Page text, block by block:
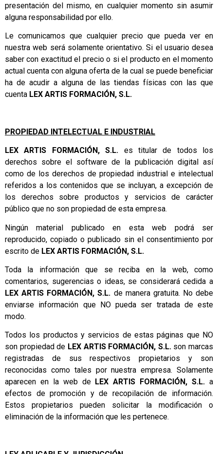
presentación del mismo, en cualquier momento sin asumir
alguna responsabilidad por ello.
Le comunicamos que cualquier precio que pueda ver en
nuestra web será solamente orientativo. Si el usuario desea
saber con exactitud el precio o si el producto en el momento
actual cuenta con alguna oferta de la cual se puede beneficiar
ha de acudir a alguna de las tiendas físicas con las que
cuenta LEX ARTIS FORMACIÓN, S.L.
PROPIEDAD INTELECTUAL E INDUSTRIAL
LEX ARTIS FORMACIÓN, S.L. es titular de todos los
derechos sobre el software de la publicación digital así
como de los derechos de propiedad industrial e intelectual
referidos a los contenidos que se incluyan, a excepción de
los derechos sobre productos y servicios de carácter
público que no son propiedad de esta empresa.
Ningún material publicado en esta web podrá ser
reproducido, copiado o publicado sin el consentimiento por
escrito de LEX ARTIS FORMACIÓN, S.L.
Toda la información que se reciba en la web, como
comentarios, sugerencias o ideas, se considerará cedida a
LEX ARTIS FORMACIÓN, S.L. de manera gratuita. No debe
enviarse información que NO pueda ser tratada de este
modo.
Todos los productos y servicios de estas páginas que NO
son propiedad de LEX ARTIS FORMACIÓN, S.L.son marcas
registradas de sus respectivos propietarios y son
reconocidas como tales por nuestra empresa. Solamente
aparecen en la web de LEX ARTIS FORMACIÓN, S.L. a
efectos de promoción y de recopilación de información.
Estos propietarios pueden solicitar la modificación o
eliminación de la información que les pertenece.